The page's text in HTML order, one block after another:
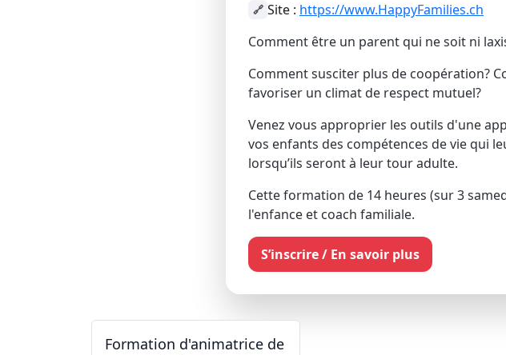
🔗 Site : https://www.HappyFamilies.ch
Comment être un parent qui ne soit ni
Comment susciter plus de coopération?
favoriser un climat de respect mutuel?
Venez vous approprier les outils d'une
vos enfants des compétences de vie qui
lorsqu’ils seront à leur tour adulte.
Cette formation de 14 heures (sur 3
l'enfance et coach familiale.
S’inscrire / En savoir plus
Formation d'animatrice de